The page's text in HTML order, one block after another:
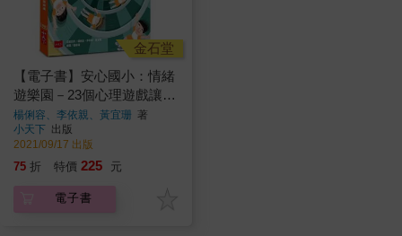
金石堂
【電子書】安心國小：情緒
遊樂園－23個心理遊戲讓孩
子玩出好EQ
楊俐容、李依親、黃宜珊 著
小天下 出版
2021/09/17 出版
75 折 特價 225 元
電子書